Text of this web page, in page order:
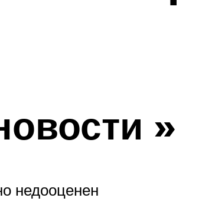
»
недооценен